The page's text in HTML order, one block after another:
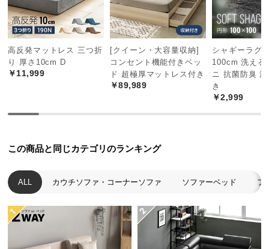
型
商
品
の
配
送
サ
ビ
立ち座りしやすい座面高
と、高すぎず低すぎない絶妙な高さ
に設計。自然な姿勢で寛げます。
高反発マットレス 三つ折
り 厚さ10cm D
￥11,999
[クイーン・大容量収納]
コンセント機能付きベッ
ド 超極厚マットレス付き
￥89,989
シャギーラグ
100cm 洗える
ニ 抗菌防臭
き
￥2,999
この商品と同じカテゴリのランキング
ALL カウチソファ・コーナーソファ ソファーベッド フ